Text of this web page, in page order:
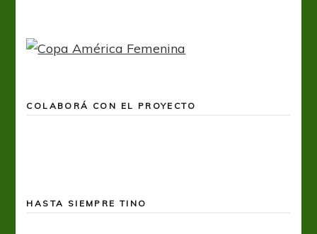
COLABORÁ CON EL PROYECTO
HASTA SIEMPRE TINO